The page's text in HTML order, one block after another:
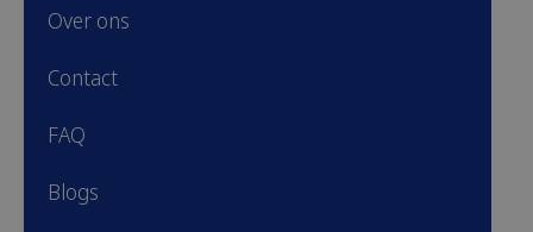
Over ons
Contact
FAQ
Blogs